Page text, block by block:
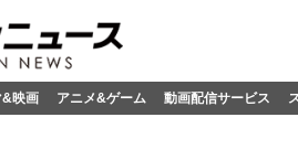
&映画 アニメ&ゲーム 動画配信サービス